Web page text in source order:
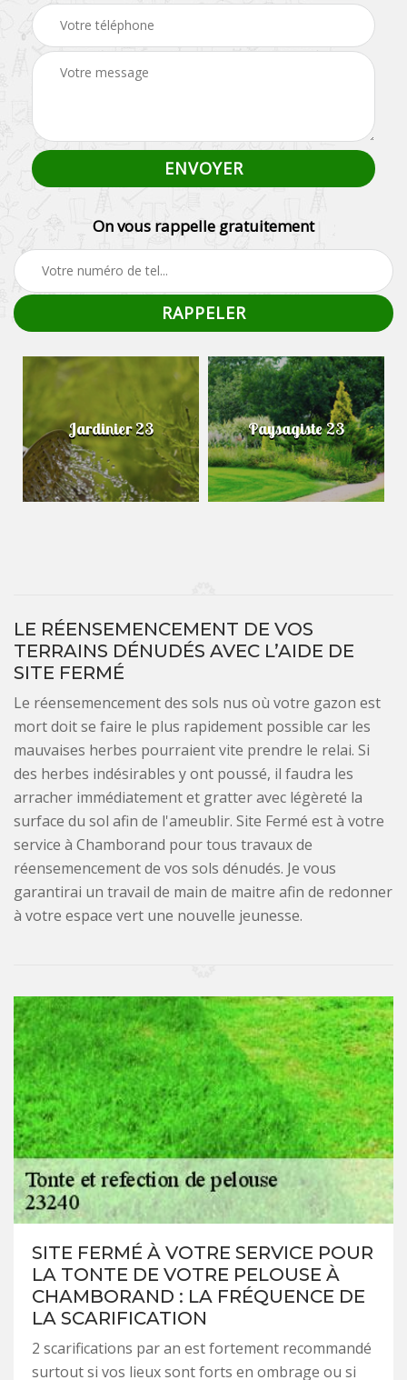
On vous rappelle gratuitement
Jardinier 23 Paysagiste 23
LE RÉENSEMENCEMENT DE VOS
TERRAINS DÉNUDÉS AVEC L’AIDE DE
SITE FERMÉ
Le réensemencement des sols nus où votre gazon est
mort doit se faire le plus rapidement possible car les
mauvaises herbes pourraient vite prendre le relai. Si
des herbes indésirables y ont poussé, il faudra les
arracher immédiatement et gratter avec légèreté la
surface du sol afin de l'ameublir. Site Fermé est à votre
service à Chamborand pour tous travaux de
réensemencement de vos sols dénudés. Je vous
garantirai un travail de main de maitre afin de redonner
à votre espace vert une nouvelle jeunesse.
SITE FERMÉ À VOTRE SERVICE POUR
LA TONTE DE VOTRE PELOUSE À
CHAMBORAND : LA FRÉQUENCE DE
LA SCARIFICATION
2 scarifications par an est fortement recommandé
surtout si vos lieux sont forts en ombrage ou si